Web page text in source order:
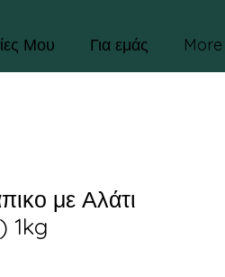
Μου Για εμάς More
με Αλάτι
1kg